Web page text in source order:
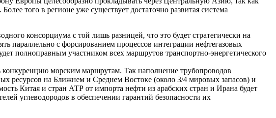
того в регионе уже существует достаточно развитая система
консорциума с той лишь разницей, что это будет стратегически на
параллельно с форсированием процессов интеграции нефтегазовых
полноправным участником всех маршрутов транспортно-энергетического
конкуренцию морским маршрутам. Так наполнение трубопроводов
ресурсов на Ближнем и Среднем Востоке (около 3/4 мировых запасов) и
Китая и стран АТР от импорта нефти из арабских стран и Ирана будет
углеводородов в обеспечении гарантий безопасности их